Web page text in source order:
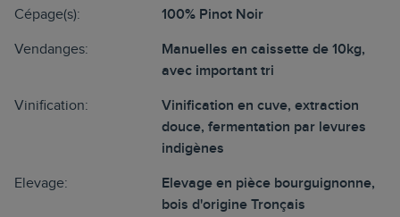
Cépage(s): 100% Pinot Noir
Vendanges:
Manuelles en caissette de 10kg,
avec important tri
Vinification:
Vinification en cuve, extraction
douce, fermentation par levures
indigènes
Elevage:
Elevage en pièce bourguignonne,
bois d'origine Tronçais